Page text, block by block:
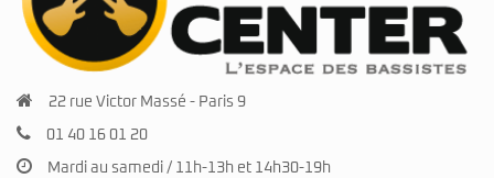
22 rue Victor Massé - Paris 9
01 40 16 01 20
Mardi au samedi / 11h-13h et 14h30-19h